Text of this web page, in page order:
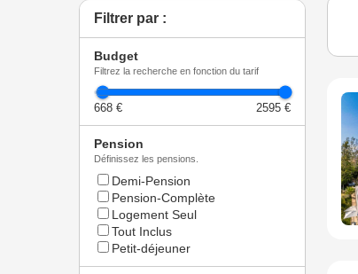
Filtrer par :
Budget
Filtrez la recherche en fonction du tarif
668 € 2595 €
Pension
Définissez les pensions.
Demi-Pension
Pension-Complète
Logement Seul
Tout Inclus
Petit-déjeuner